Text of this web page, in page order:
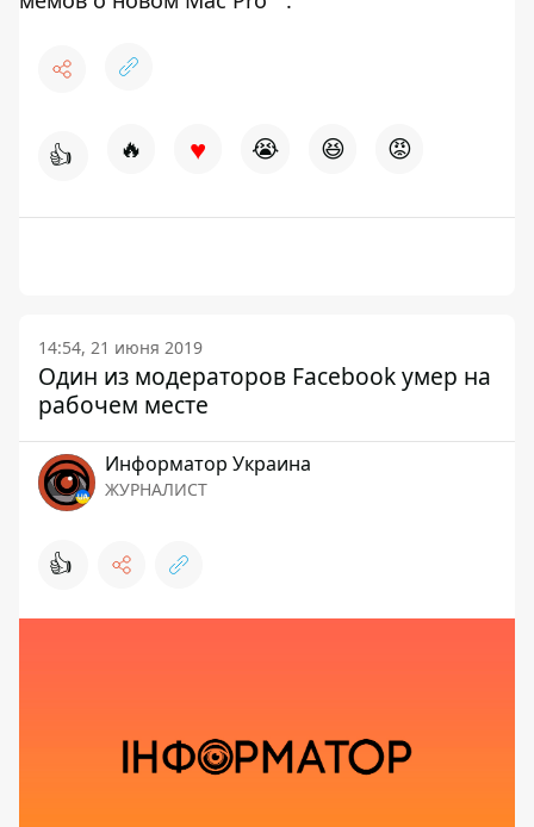
👍 🔥 ♥ 😭 😆 😡
14:54, 21 июня 2019
Один из модераторов Facebook умер на
рабочем месте
Информатор Украина
ЖУРНАЛИСТ
👍